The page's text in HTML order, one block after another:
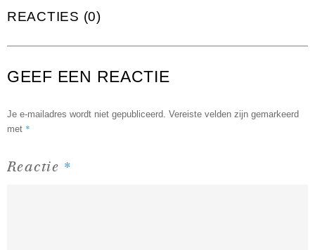
REACTIES (0)
GEEF EEN REACTIE
Je e-mailadres wordt niet gepubliceerd. Vereiste velden zijn gemarkeerd
met *
Reactie *